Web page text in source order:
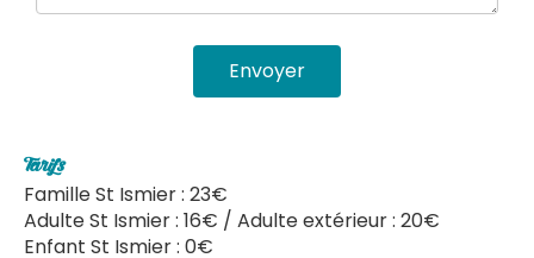
Envoyer
Tarifs
Famille St Ismier : 23€
Adulte St Ismier : 16€ / Adulte extérieur : 20€
Enfant St Ismier : 0€